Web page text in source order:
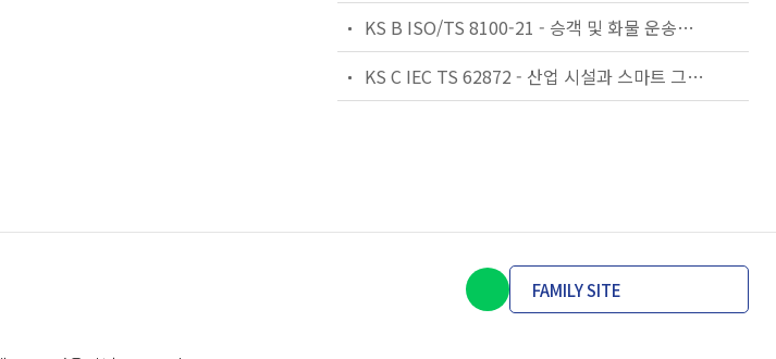
KS B ISO/TS 8100-21 - 승객 및 화물 운송용 엘리베이터 —제21부: 세계공통 필수안전요건(GESRs)을 충족하는 세계공통 안전 파라미터(GSPs)
KS C IEC TS 62872 - 산업 시설과 스마트 그리드 사이의 산업 공정 측정, 제어 및 자동화 시스템 인터페이스
FAMILY SITE